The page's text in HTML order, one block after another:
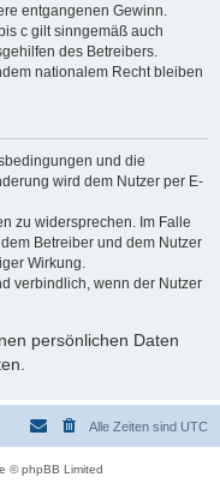
entgangenen Gewinn.
c gilt sinngemäß auch
des Betreibers.
nationalem Recht bleiben
und die
wird dem Nutzer per E-
zu widersprechen. Im Falle
Betreiber und dem Nutzer
Wirkung.
verbindlich, wenn der Nutzer
persönlichen Daten
Alle Zeiten sind UTC
© phpBB Limited